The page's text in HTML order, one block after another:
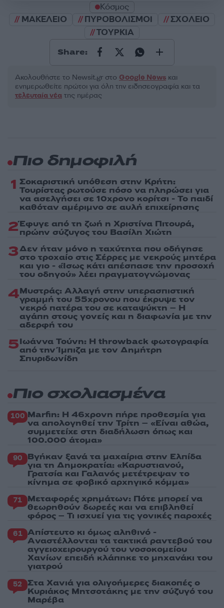
Κόσμος
ΜΑΚΕΛΕΙΟ
ΠΥΡΟΒΟΛΙΣΜΟΙ
ΣΧΟΛΕΙΟ
ΤΟΥΡΚΙΑ
Share:
Ακολουθήστε το Νewsit.gr στο Google News και
ενημερωθείτε πρώτοι για όλη την ειδησεογραφία και τα
τελευταία νέα της ημέρας
Πιο δημοφιλή
1 Σοκαριστική υπόθεση στην Κρήτη:
Τουρίστας ρωτούσε πόσο να πληρώσει για
να ασελγήσει σε 10χρονο κορίτσι - Το παιδί
καθόταν αμέριμνο σε αυλή επιχείρησης
2Έφυγε από τη ζωή η Χριστίνα Πιτουρά,
πρώην σύζυγος του Βασίλη Χιώτη
3Δεν ήταν μόνο η ταχύτητα που οδήγησε
στο τροχαίο στις Σέρρες με νεκρούς μητέρα
και γιο - «Ίσως κάτι απέσπασε την προσοχή
του οδηγού» λέει πραγματογνώμονας
4Μυστράς: Αλλαγή στην υπερασπιστική
γραμμή του 55χρονου που έκρυψε τον
νεκρό πατέρα του σε καταψύκτη – Η
αγάπη στους γονείς και η διαφωνία με την
αδερφή του
5Ιωάννα Τούνη: Η throwback φωτογραφία
από την Ίμπιζα με τον Δημήτρη
Σπυριδωνίδη
Πιο σχολιασμένα
100 Marfin: Η 46χρονη πήρε προθεσμία για
να απολογηθεί την Τρίτη – «Είναι αθώα,
συμμετείχε στη διαδήλωση όπως και
100.000 άτομα»
90 Βγήκαν ξανά τα μαχαίρια στην Ελπίδα
για τη Δημοκρατία: «Καρυστιανού,
Γρατσία και Γαλανός μετέτρεψαν το
κίνημα σε φοβικό αρχηγικό κόμμα»
71 Μεταφορές χρημάτων: Πότε μπορεί να
θεωρηθούν δωρεές και να επιβληθεί
φόρος – Τι ισχυεί για τις γονικές παροχές
61 Απίστευτο κι όμως αληθινό -
Aναστέλλονται τα τακτικά ραντεβού του
αγγειοχειρουργού του νοσοκομείου
Χανίων επειδή κλάπηκε το μηχανάκι του
γιατρού
52 Στα Χανιά για ολιγοήμερες διακοπές ο
Κυριάκος Μητσοτάκης με την σύζυγό του
Μαρέβα